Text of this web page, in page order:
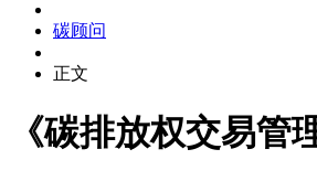
碳顾问
正文
《碳排放权交易